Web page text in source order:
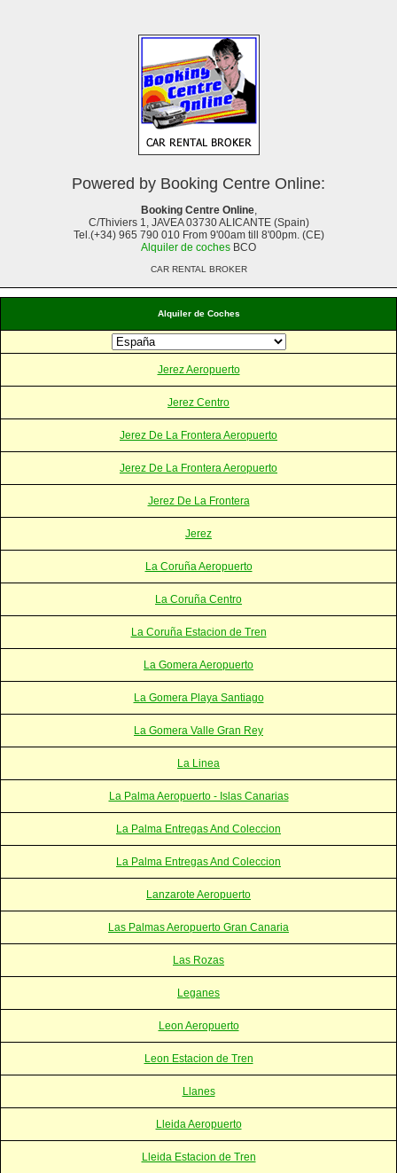
Alquiler de Coches
Jerez Aeropuerto
Jerez Centro
Jerez De La Frontera Aeropuerto
Jerez De La Frontera Aeropuerto
Jerez De La Frontera
Jerez
La Coruña Aeropuerto
La Coruña Centro
La Coruña Estacion de Tren
La Gomera Aeropuerto
La Gomera Playa Santiago
La Gomera Valle Gran Rey
La Linea
La Palma Aeropuerto - Islas Canarias
La Palma Entregas And Coleccion
La Palma Entregas And Coleccion
Lanzarote Aeropuerto
Las Palmas Aeropuerto Gran Canaria
Las Rozas
Leganes
Leon Aeropuerto
Leon Estacion de Tren
Llanes
Lleida Aeropuerto
Lleida Estacion de Tren
Powered by Booking Centre Online:
Booking Centre Online,
C/Thiviers 1, JAVEA 03730 ALICANTE (Spain)
Tel.(+34) 965 790 010 From 9'00am till 8'00pm. (CE)
Alquiler de coches BCO
CAR RENTAL BROKER